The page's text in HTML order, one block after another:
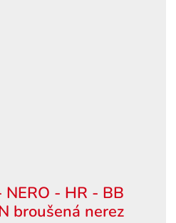
NERO - HR - BB
broušená nerez